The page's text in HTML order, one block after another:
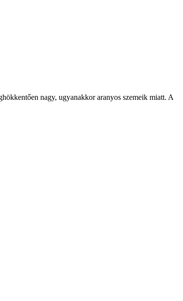
nagy, ugyanakkor aranyos szemeik miatt. A